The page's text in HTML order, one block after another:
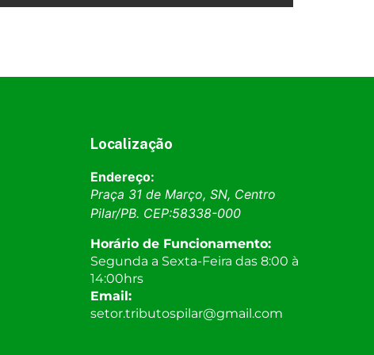
Localização
Endereço:
Praça 31 de Março, SN, Centro
Pilar/PB. CEP:58338-000
Horário de Funcionamento:
Segunda a Sexta-Feira das 8:00 à
14:00hrs
Email:
setor.tributospilar@gmail.com